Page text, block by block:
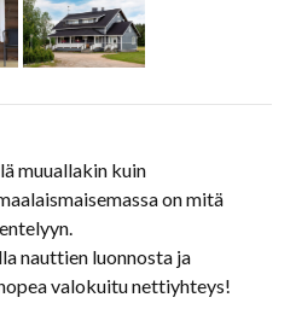
muuallakin kuin
on mitä
nauttien luonnosta ja
valokuitu nettiyhteys!